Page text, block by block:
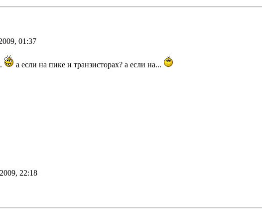
01:37
а если на пике и транзисторах? а если на...
22:18